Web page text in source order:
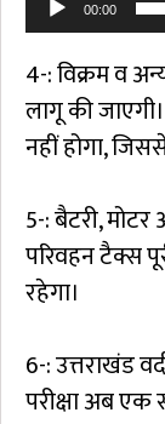
00:00
4-: विक्रम व
लागू की
नहीं होगा,
5-: बैटरी, मोटर
परिवहन टैक्स
रहेगा।
6-: उत्तराखंड
परीक्षा अब